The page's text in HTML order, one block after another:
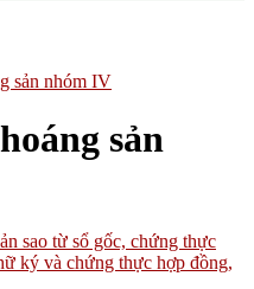
sản nhóm IV
sản